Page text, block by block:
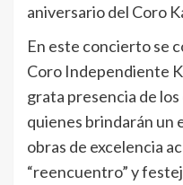
aniversario del Coro
En este concierto se
Coro Independiente
grata presencia de
quienes brindarán un
obras de excelencia
“reencuentro” y